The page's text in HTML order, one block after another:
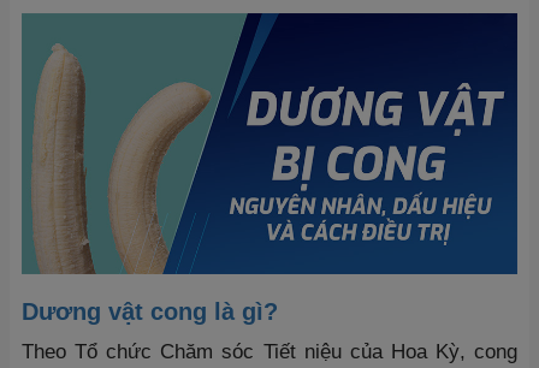
Dương vật cong là gì?
Theo Tổ chức Chăm sóc Tiết niệu của Hoa Kỳ, cong